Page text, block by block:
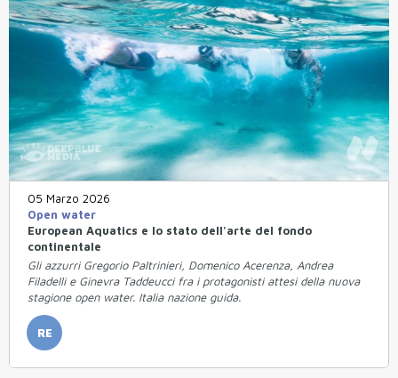
05 Marzo 2026
Open water
European Aquatics e lo stato dell'arte del fondo
continentale
Gli azzurri Gregorio Paltrinieri, Domenico Acerenza, Andrea
Filadelli e Ginevra Taddeucci fra i protagonisti attesi della nuova
stagione open water. Italia nazione guida.
RE